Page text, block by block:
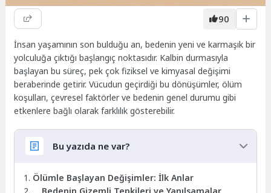
90
İnsan yaşamının son bulduğu an, bedenin yeni ve karmaşık bir
yolculuğa çıktığı başlangıç noktasıdır. Kalbin durmasıyla
başlayan bu süreç, pek çok fiziksel ve kimyasal değişimi
beraberinde getirir. Vücudun geçirdiği bu dönüşümler, ölüm
koşulları, çevresel faktörler ve bedenin genel durumu gibi
etkenlere bağlı olarak farklılık gösterebilir.
Bu yazıda ne var?
Ölümle Başlayan Değişimler: İlk Anlar
Bedenin Gizemli Tepkileri ve Yanılsamalar